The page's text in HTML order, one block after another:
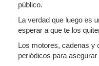
público.
La verdad que luego es
esperar a que te los
Los motores, cadenas y
periódicos para